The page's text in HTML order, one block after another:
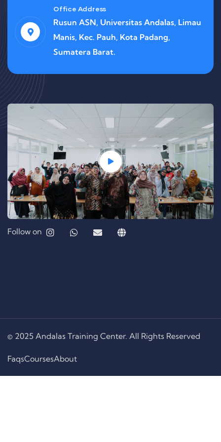
Office Address
Rusun ASN, Universitas Andalas, Limau
Manis, Kec. Pauh, Kota Padang,
Sumatera Barat.
Follow on
© 2025 Andalas Training Center. All Rights Reserved
FaqsCoursesAbout